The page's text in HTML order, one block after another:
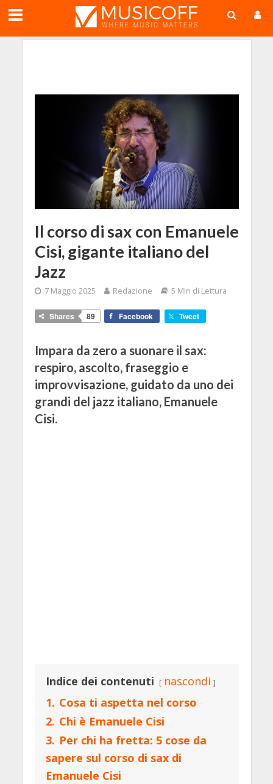
Il corso di sax con Emanuele
Cisi, gigante italiano del
Jazz
7 Maggio 2025 Redazione 5 Min di Lettura
Shares 89 Facebook Tweet
Impara da zero a suonare il sax:
respiro, ascolto, fraseggio e
improvvisazione, guidato da uno dei
grandi del jazz italiano, Emanuele
Cisi.
Indice dei contenuti
nascondi
1. Cosa ti aspetta nel corso
2. Chi è Emanuele Cisi
3. Per chi ha fretta: 5 cose da
sapere sul corso di sax di
Emanuele Cisi